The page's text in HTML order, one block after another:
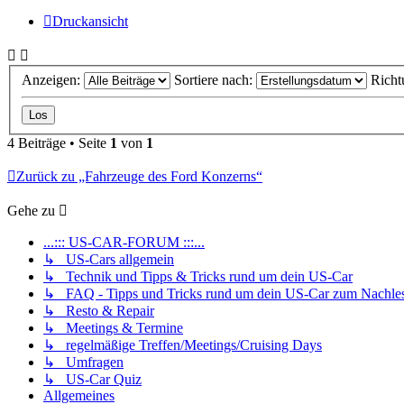
Druckansicht
Anzeigen: Sortiere nach:
4 Beiträge • Seite 1 von 1
Zurück zu „Fahrzeuge des Ford Konzerns“
Gehe zu
...::: US-CAR-FORUM :::...
↳ US-Cars allgemein
↳ Technik und Tipps & Tricks rund um dein US-Car
↳ FAQ - Tipps und Tricks rund um dein US-Car zum
↳ Resto & Repair
↳ Meetings & Termine
↳ regelmäßige Treffen/Meetings/Cruising Days
↳ Umfragen
↳ US-Car Quiz
Allgemeines